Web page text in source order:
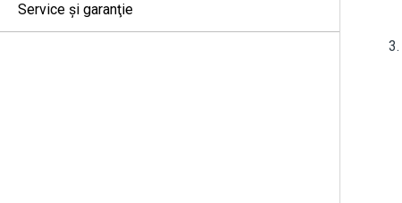
Service şi garanţie